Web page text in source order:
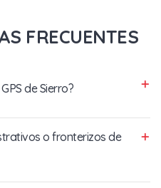
FRECUENTES
de Sierro?
o fronterizos de